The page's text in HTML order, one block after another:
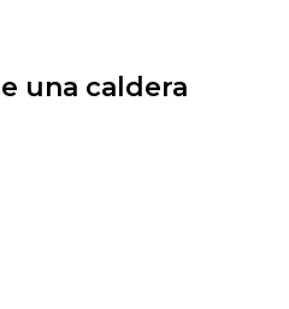
una caldera